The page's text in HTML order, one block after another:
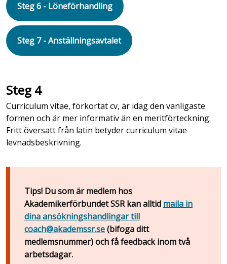
Steg 6 - Löneförhandling
Steg 7 - Anställningsavtalet
Steg 4
Curriculum vitae, förkortat cv, är idag den vanligaste
formen och är mer informativ än en meritförteckning.
Fritt översatt från latin betyder curriculum vitae
levnadsbeskrivning.
Tips! Du som är medlem hos
Akademikerförbundet SSR kan alltid maila in
dina ansökningshandlingar till
coach@akademssr.se(bifoga ditt
medlemsnummer) och få feedback inom två
arbetsdagar.